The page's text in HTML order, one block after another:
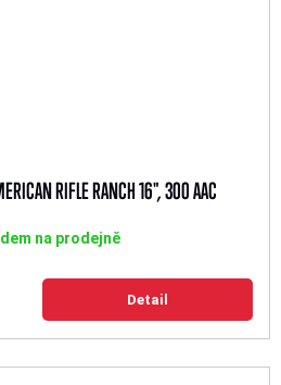
RIFLE RANCH 16", 300 AAC
na prodejně
Detail